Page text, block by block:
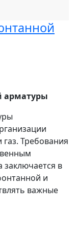
арматуры
Требования
заключается в
и
важные